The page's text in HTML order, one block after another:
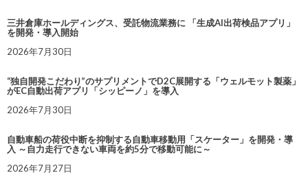
三井倉庫ホールディングス、受託物流業務に 「生成AI出荷検品アプリ」
を開発・導入開始
2026年7月30日
“独自開発こだわり”のサプリメントでD2C展開する「ウェルモット製薬」
がEC自動出荷アプリ「シッピーノ」を導入
2026年7月30日
自動車船の荷役中断を抑制する自動車移動用「スケーター」を開発・導
入 ～自力走行できない車両を約5分で移動可能に～
2026年7月27日